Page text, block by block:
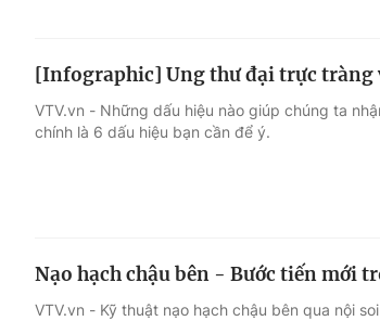
[Infographic] Ung thư đại trực tràng
VTV.vn - Những dấu hiệu nào giúp chúng ta
chính là 6 dấu hiệu bạn cần để ý.
Nạo hạch chậu bên - Bước tiến mới
VTV.vn - Kỹ thuật nạo hạch chậu bên qua nội